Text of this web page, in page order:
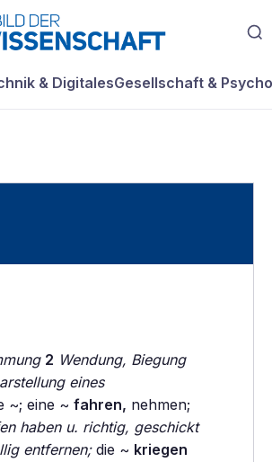
& DigitalesGesellschaft &
2 Wendung, Biegung
eines
~; eine ~ fahren, nehmen;
haben u. richtig, geschickt
entfernen;die ~ kriegen